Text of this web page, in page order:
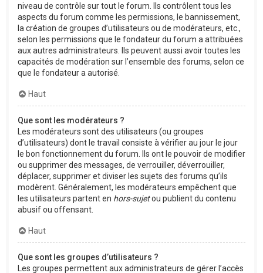
niveau de contrôle sur tout le forum. Ils contrôlent tous les
aspects du forum comme les permissions, le bannissement,
la création de groupes d’utilisateurs ou de modérateurs, etc.,
selon les permissions que le fondateur du forum a attribuées
aux autres administrateurs. Ils peuvent aussi avoir toutes les
capacités de modération sur l’ensemble des forums, selon ce
que le fondateur a autorisé.
Haut
Que sont les modérateurs ?
Les modérateurs sont des utilisateurs (ou groupes
d’utilisateurs) dont le travail consiste à vérifier au jour le jour
le bon fonctionnement du forum. Ils ont le pouvoir de modifier
ou supprimer des messages, de verrouiller, déverrouiller,
déplacer, supprimer et diviser les sujets des forums qu’ils
modèrent. Généralement, les modérateurs empêchent que
les utilisateurs partent en hors-sujetou publient du contenu
abusif ou offensant.
Haut
Que sont les groupes d’utilisateurs ?
Les groupes permettent aux administrateurs de gérer l’accès